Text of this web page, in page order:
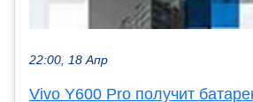
22:00, 18 Апр
Vivo Y600 Pro получит